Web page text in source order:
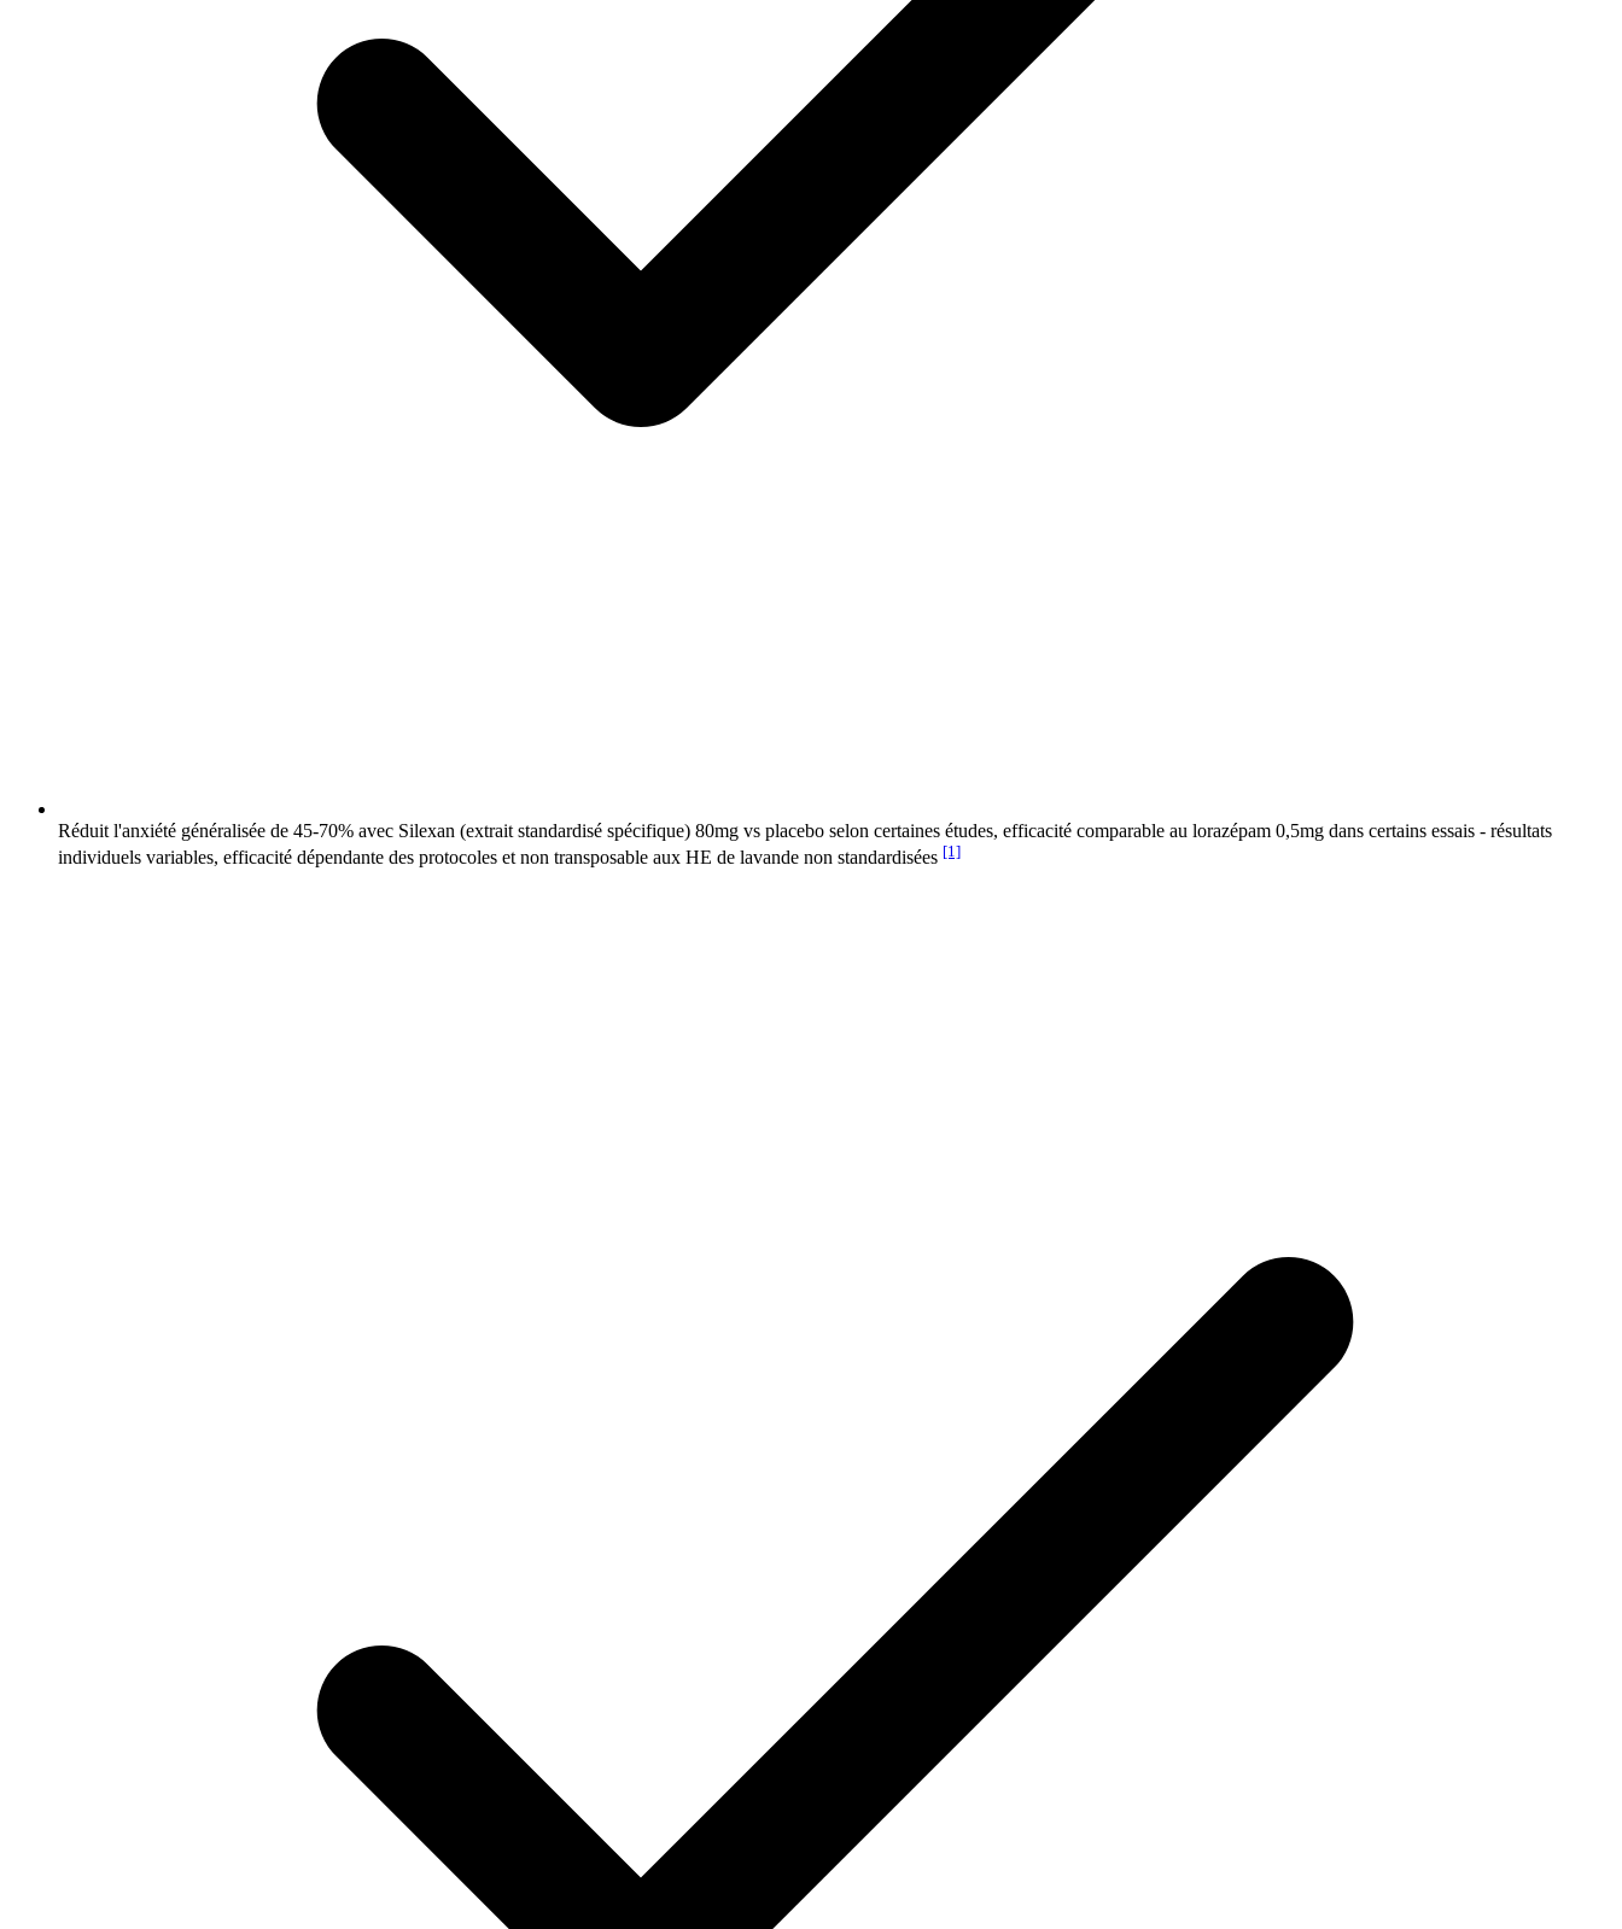
Réduit l'anxiété généralisée de 45-70% avec Silexan (extrait standardisé spécifique) 80mg vs placebo selon certaines études, efficacité comparable au lorazépam 0,5mg dans certains essais - résultats
individuels variables, efficacité dépendante des protocoles et non transposable aux HE de lavande non standardisées [1]